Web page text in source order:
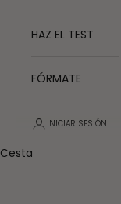
HAZ EL TEST
FÓRMATE
INICIAR SESIÓN
Cesta